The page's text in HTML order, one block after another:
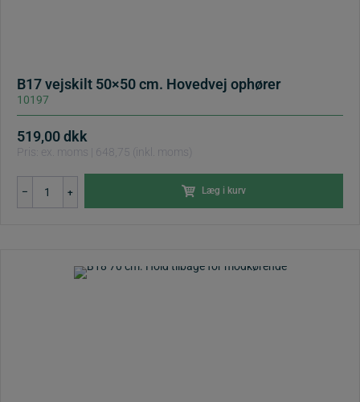
B17 vejskilt 50×50 cm. Hovedvej ophører
10197
519,00dkk
Pris: ex. moms | 648,75 (inkl. moms)
–
vejskilt
50x50
+ Læg i kurv